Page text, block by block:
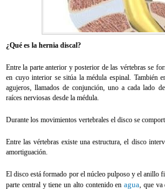
¿Qué es la hernia discal?
Entre la parte anterior y posterior de las vértebras se
en cuyo interior se sitúa la médula espinal. También
agujeros, llamados de conjunción, uno a cada lado
raíces nerviosas desde la médula.
Durante los movimientos vertebrales el disco se
Entre las vértebras existe una estructura, el disco
amortiguación.
El disco está formado por el núcleo pulposo y el anillo
parte central y tiene un alto contenido en agua, que va